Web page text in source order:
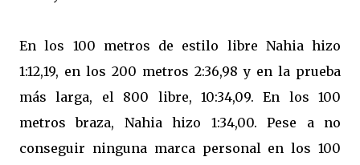
En los 100 metros de estilo libre Nahia hizo
1:12,19, en los 200 metros 2:36,98 y en la prueba
más larga, el 800 libre, 10:34,09. En los 100
metros braza, Nahia hizo 1:34,00. Pese a no
conseguir ninguna marca personal en los 100